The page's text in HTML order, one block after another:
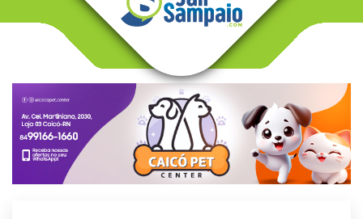
v
g
t
i
o
n